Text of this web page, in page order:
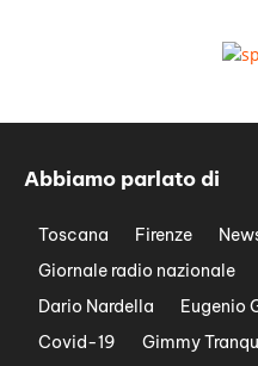
Abbiamo parlato di
Toscana Firenze
Giornale radio nazionale
Dario Nardella
Eugenio
Covid-19
Gimmy